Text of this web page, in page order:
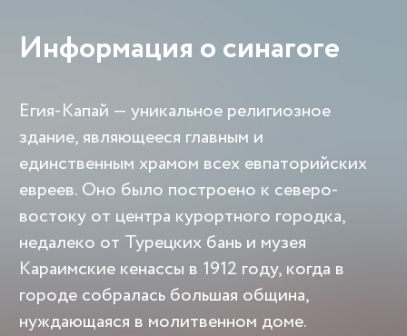
Информация о синагоге
Егия-Капай — уникальное религиозное
здание, являющееся главным и
единственным храмом всех евпаторийских
евреев. Оно было построено к северо-
востоку от центра курортного городка,
недалеко от Турецких бань и музея
Караимские кенассы в 1912 году, когда в
городе собралась большая община,
нуждающаяся в молитвенном доме.